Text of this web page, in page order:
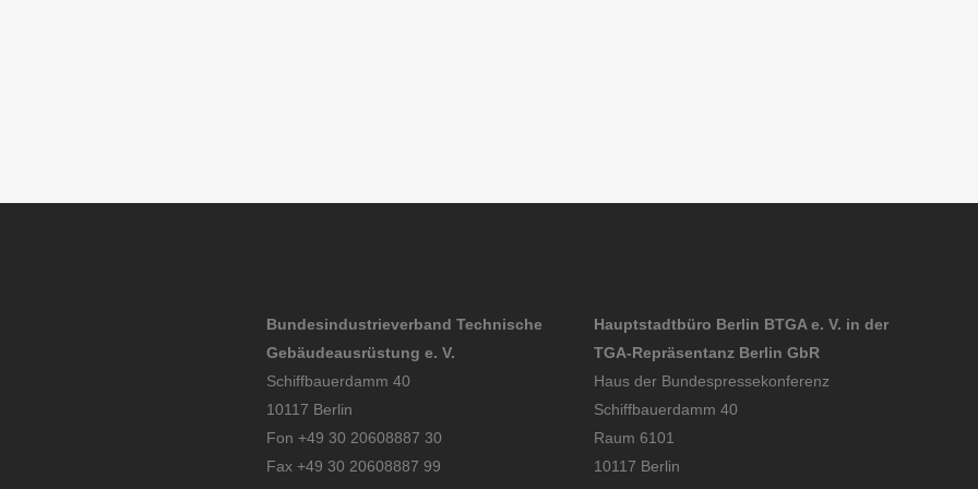
Bundesindustrieverband Technische
Gebäudeausrüstung e. V.
Schiffbauerdamm 40
10117 Berlin
Fon +49 30 20608887 30
Fax +49 30 20608887 99
Hauptstadtbüro Berlin BTGA e. V. in der
TGA-Repräsentanz Berlin GbR
Haus der Bundespressekonferenz
Schiffbauerdamm 40
Raum 6101
10117 Berlin